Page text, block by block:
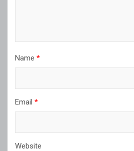
Name *
Email *
Website